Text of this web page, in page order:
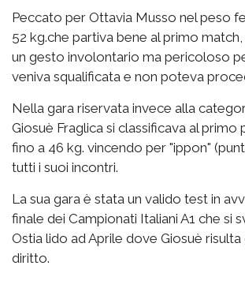
Peccato per Ottavia Musso nel peso
52 kg.che partiva bene al primo
un gesto involontario ma pericoloso
veniva squalificata e non poteva
Nella gara riservata invece alla
Giosuè Fraglica si classificava al primo
fino a 46 kg. vincendo per "ippon"
tutti i suoi incontri.
La sua gara è stata un valido test in
finale dei Campionati Italiani A1 che si
Ostia lido ad Aprile dove Giosuè
diritto.